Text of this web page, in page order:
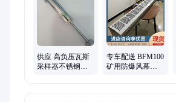
供应 高负压瓦斯
采样器不锈钢负
专车配送 BFM100
矿用防爆风幕机